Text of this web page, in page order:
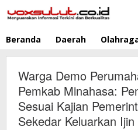
ke
Beranda Daerah
Warga Demo
Pemkab Minahasa:
Sesuai Kajian
Sekedar Keluarkan Ijin